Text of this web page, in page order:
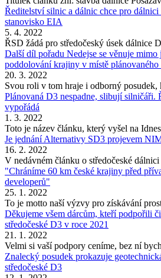
Ředitelství silnic a dálnic chce pro
stanovisko EIA
5. 4. 2022
ŘSD žádá pro středočeský úsek dálnice
Další díl pořadu Nedejse se věnuje mimo
poddolování krajiny v místě plánovaného
20. 3. 2022
Svou roli v tom hraje i odborný
Plánovaná D3 nespadne, slibují silničáři.
vypořádá
1. 3. 2022
Toto je název článku, který vyšel na
Je jednání Alternativy SD3 projevem
16. 2. 2022
V nedávném článku o středočeské
"Chráníme 60 km české krajiny před
developerů"
25. 1. 2022
To je motto naší výzvy pro získávání
Děkujeme všem dárcům, kteří podpořili
středočeské D3 v roce 2021
21. 1. 2022
Velmi si vaší podpory ceníme, bez ní
Znalecký posudek prokazuje
středočeské D3